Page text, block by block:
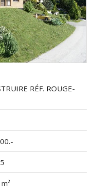
RÉF. ROUGE-